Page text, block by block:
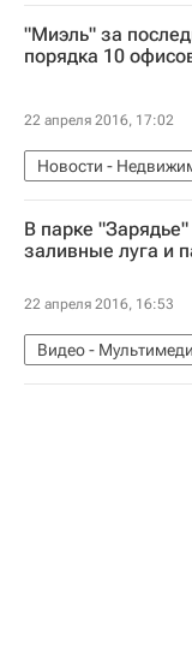
Театры
Россия
"Миэль" за
порядка 10
22 апреля 2016, 17:02
Новости -
Миэль
Россия
В парке
заливные луга и
22 апреля 2016, 16:53
Видео -
Москва